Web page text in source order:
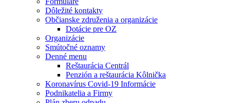
Dôležité kontakty
Občianske združenia a organizácie
Dotácie pre OZ
Organizácie
Smútočné oznamy
Denné menu
Reštaurácia Centrál
Penzión a reštaurácia Kôlnička
Koronavírus Covid-19 Informácie
Podnikatelia a Firmy